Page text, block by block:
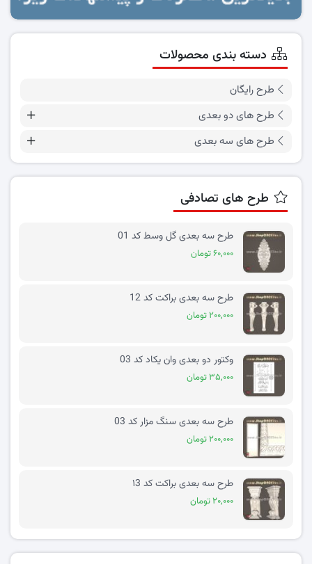
دسته بندی محصولات
طرح رایگان
طرح های دو بعدی
طرح های سه بعدی
طرح های تصادفی
طرح سه بعدی گل وسط کد 01
۶۰,۰۰۰ تومان
طرح سه بعدی براکت کد 12
۲۰۰,۰۰۰ تومان
وکتور دو بعدی وان یکاد کد 03
۳۵,۰۰۰ تومان
طرح سه بعدی سنگ مزار کد 03
۲۰۰,۰۰۰ تومان
طرح سه بعدی براکت کد ۱3
۲۰,۰۰۰ تومان